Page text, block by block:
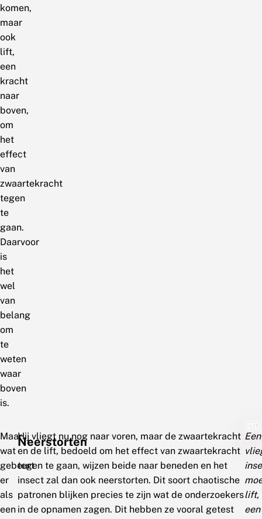
komen,
maar
ook
lift,
een
kracht
naar
boven,
om
het
effect
van
zwaartekracht
tegen
te
gaan.
Daarvoor
is
het
wel
van
belang
om
te
weten
waar
boven
is.
Maar
wat
gebeurt
er
als
een
Neerstorten
Hij vliegt nu nog naar voren, maar de zwaartekracht
en de lift, bedoeld om het effect van zwaartekracht
tegen te gaan, wijzen beide naar beneden en het
insect zal dan ook neerstorten. Dit soort chaotische
patronen blijken precies te zijn wat de onderzoekers
in de opnamen zagen. Dit hebben ze vooral getest
Een
lift,
een